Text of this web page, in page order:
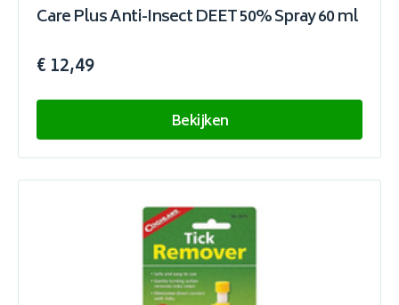
Care Plus Anti-Insect DEET 50% Spray 60 ml
€ 12,49
Bekijken